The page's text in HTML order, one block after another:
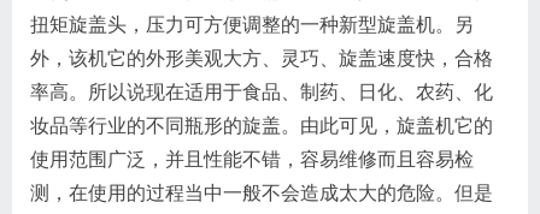
扭矩旋盖头，压力可方便调整的一种新型旋盖机。另
外，该机它的外形美观大方、灵巧、旋盖速度快，合格
率高。所以说现在适用于食品、制药、日化、农药、化
妆品等行业的不同瓶形的旋盖。由此可见，旋盖机它的
使用范围广泛，并且性能不错，容易维修而且容易检
测，在使用的过程当中一般不会造成太大的危险。但是